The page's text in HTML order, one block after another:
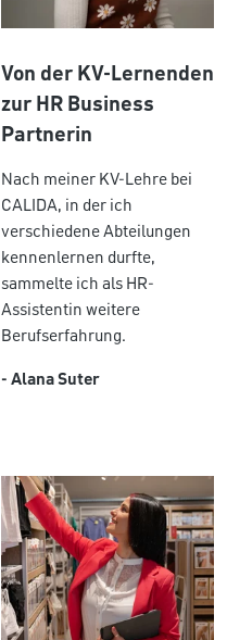
Von der KV-Lernenden
zur HR Business
Partnerin
Nach meiner KV-Lehre bei
CALIDA, in der ich
verschiedene Abteilungen
kennenlernen durfte,
sammelte ich als HR-
Assistentin weitere
Berufserfahrung.
- Alana Suter